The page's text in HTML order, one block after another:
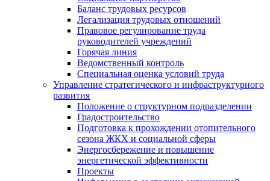
Баланс трудовых ресурсов
Легализация трудовых отношений
Правовое регулирование труда
руководителей учреждений
Горячая линия
Ведомственный контроль
Специальная оценка условий труда
Управление стратегического и инфраструктурного
развития
Положение о структурном подразделении
Градостроительство
Подготовка к прохождении отопительного
сезона ЖКХ и социальной сферы
Энергосбережение и повышение
энергетической эффективности
Проекты